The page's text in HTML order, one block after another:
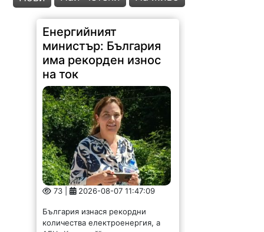
има рекорден износ
на ток
73 | 2026-08-07 11:47:09
България изнася рекордни
количества електроенергия, а
АЕЦ „Козлодуй“ продължава да
работи без затруднения въпреки
Дунав. Това заяви министърът на
енергетиката Ива Петрова в